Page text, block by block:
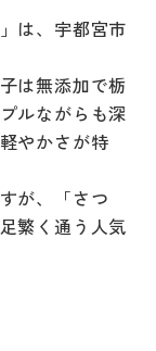
は、宇都宮市
は無添加で栃
ルながらも深
やかさが特
が、「さつ
繁く通う人気